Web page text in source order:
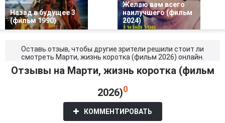
Назад в будущее 3
(фильм 1990)
Желаю вам всего
наилучшего (фильм
2024)
Оставь отзыв, чтобы другие зрители решили стоит ли
смотреть Марти, жизнь коротка (фильм 2026) онлайн.
Отзывы на Марти, жизнь коротка (фильм
2026)0
КОММЕНТИРОВАТЬ